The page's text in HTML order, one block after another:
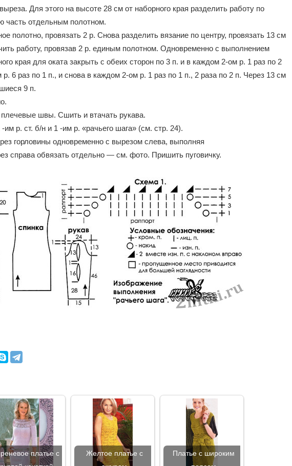
Для этого на высоте 28 см от наборного края разделить работу по
часть отдельным полотном.
полотно, провязать 2 р. Снова разделить вязание по центру, провязать 13 см
работу, провязав 2 р. единым полотном. Одновременно с выполнением
края для оката закрыть с обеих сторон по 3 п. и в каждом 2-ом р. 1 раз по 2
6 раз по 1 п., и снова в каждом 2-ом р. 1 раз по 1 п., 2 раза по 2 п. Через 13 см
9 п.
швы. Сшить и втачать рукава.
р. ст. б/н и 1 -им р. «рачьего шага» (см. стр. 24).
горловины одновременно с вырезом слева, выполняя
справа обвязать отдельно — см. фото. Пришить пуговичку.
платье с
Желтое платье с
Платье с широким